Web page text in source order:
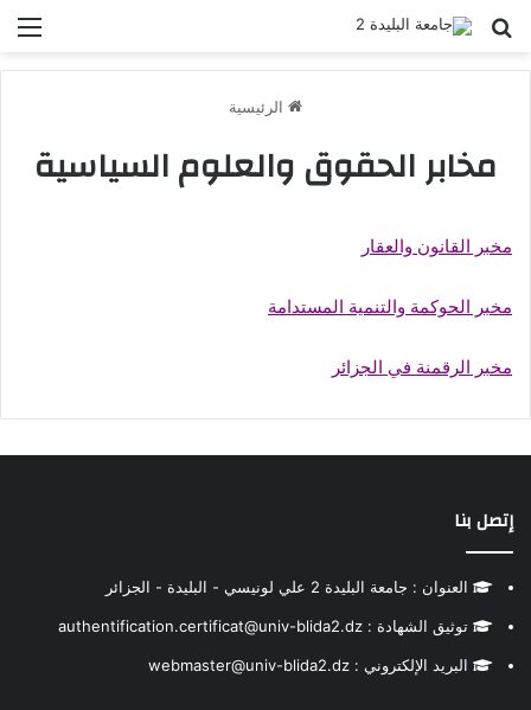
بحث عن
الرئيسية
مخابر الحقوق والعلوم السياسية
مخبر القانون والعقار
مخبر الحوكمة والتنمية المستدامة
مخبر الرقمنة في الجزائر
إتصل بنا
العنوان : جامعة البليدة 2 علي لونيسي - البليدة - الجزائر
توثيق الشهادة : authentification.certificat@univ-blida2.dz
البريد الإلكتروني : webmaster@univ-blida2.dz